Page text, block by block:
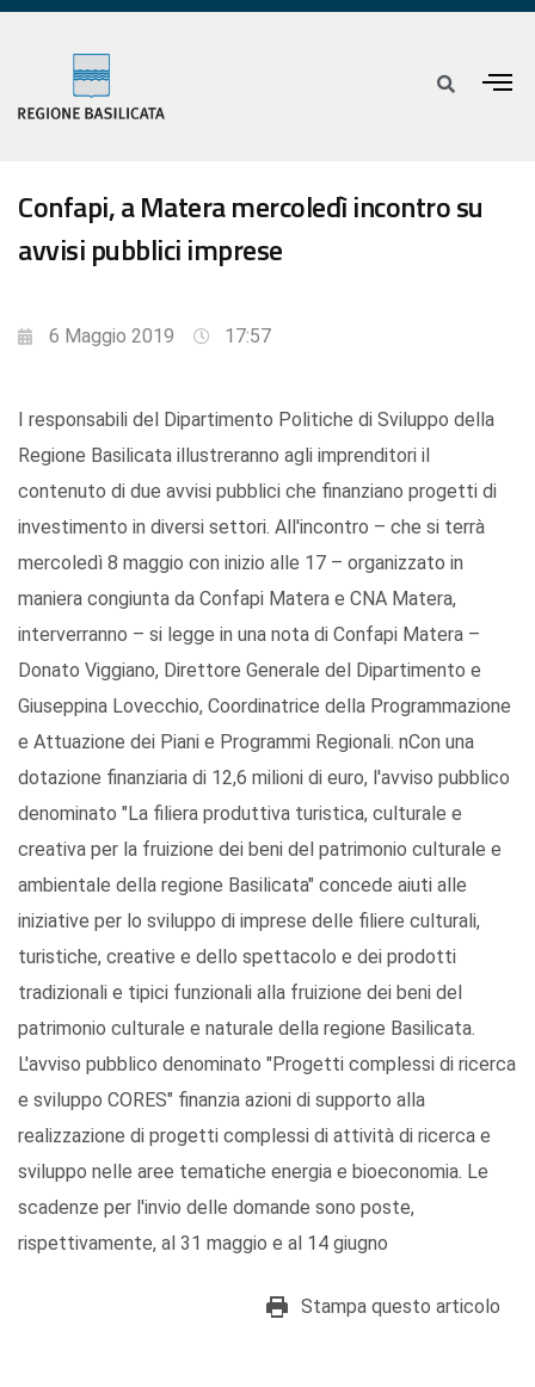
Confapi, a Matera mercoledì incontro su
avvisi pubblici imprese
6 Maggio 2019 17:57
I responsabili del Dipartimento Politiche di Sviluppo della
Regione Basilicata illustreranno agli imprenditori il
contenuto di due avvisi pubblici che finanziano progetti di
investimento in diversi settori. All'incontro – che si terrà
mercoledì 8 maggio con inizio alle 17 – organizzato in
maniera congiunta da Confapi Matera e CNA Matera,
interverranno – si legge in una nota di Confapi Matera –
Donato Viggiano, Direttore Generale del Dipartimento e
Giuseppina Lovecchio, Coordinatrice della Programmazione
e Attuazione dei Piani e Programmi Regionali. nCon una
dotazione finanziaria di 12,6 milioni di euro, l'avviso pubblico
denominato "La filiera produttiva turistica, culturale e
creativa per la fruizione dei beni del patrimonio culturale e
ambientale della regione Basilicata" concede aiuti alle
iniziative per lo sviluppo di imprese delle filiere culturali,
turistiche, creative e dello spettacolo e dei prodotti
tradizionali e tipici funzionali alla fruizione dei beni del
patrimonio culturale e naturale della regione Basilicata.
L'avviso pubblico denominato "Progetti complessi di ricerca
e sviluppo CORES" finanzia azioni di supporto alla
realizzazione di progetti complessi di attività di ricerca e
sviluppo nelle aree tematiche energia e bioeconomia. Le
scadenze per l'invio delle domande sono poste,
rispettivamente, al 31 maggio e al 14 giugno
Stampa questo articolo